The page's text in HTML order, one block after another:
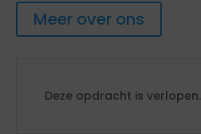
Meer over ons
Deze opdracht is verlopen.